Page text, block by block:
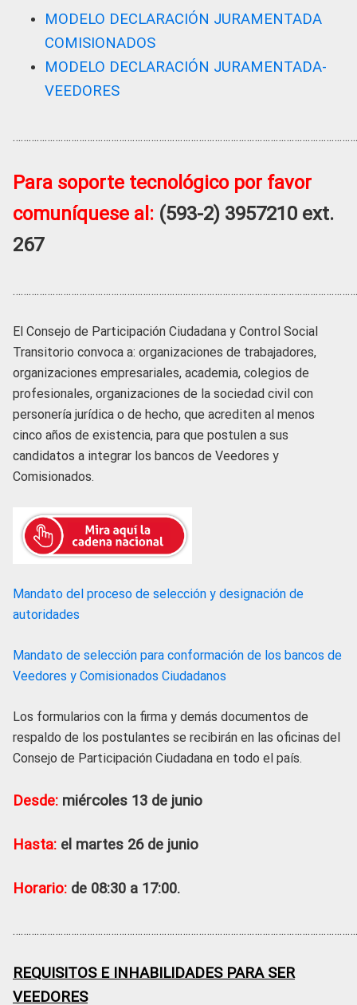
MODELO DECLARACIÓN JURAMENTADA
COMISIONADOS
MODELO DECLARACIÓN JURAMENTADA-
VEEDORES
Para soporte tecnológico por favor
comuníquese al: (593-2) 3957210 ext.
267
El Consejo de Participación Ciudadana y Control Social
Transitorio convoca a: organizaciones de trabajadores,
organizaciones empresariales, academia, colegios de
profesionales, organizaciones de la sociedad civil con
personería jurídica o de hecho, que acrediten al menos
cinco años de existencia, para que postulen a sus
candidatos a integrar los bancos de Veedores y
Comisionados.
Mandato del proceso de selección y designación de
autoridades
Mandato de selección para conformación de los bancos de
Veedores y Comisionados Ciudadanos
Los formularios con la firma y demás documentos de
respaldo de los postulantes se recibirán en las oficinas del
Consejo de Participación Ciudadana en todo el país.
Desde: miércoles 13 de junio
Hasta: el martes 26 de junio
Horario: de 08:30 a 17:00.
REQUISITOS E INHABILIDADES PARA SER
VEEDORES